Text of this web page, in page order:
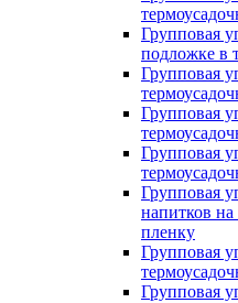
Групповая
подложке в
Групповая
Групповая
Групповая
Групповая
напитков
пленку
Групповая
Групповая